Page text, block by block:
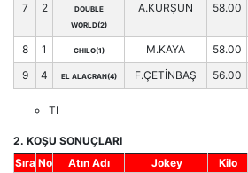
7 2
DOUBLE
WORLD(2)
A.KURŞUN 58.00
8 1 CHILO(1) M.KAYA 58.00
9 4 EL ALACRAN(4) F.ÇETİNBAŞ 56.00
TL
2. KOŞU SONUÇLARI
Sıra No Atın Adı Jokey Kilo